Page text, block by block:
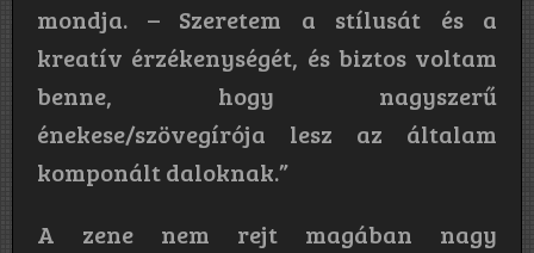
mondja. – Szeretem a stílusát és a
kreatív érzékenységét, és biztos voltam
benne, hogy nagyszerű
énekese/szövegírója lesz az általam
komponált daloknak.”
A zene nem rejt magában nagy